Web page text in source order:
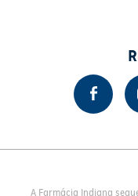
A Farmácia Indiana